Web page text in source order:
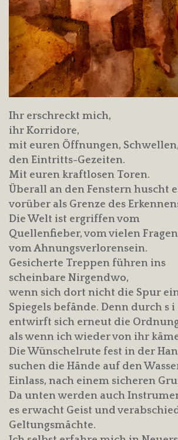
Ihr erschreckt mich,
ihr Korridore,
mit euren Öffnungen, Schwellen,
den Eintritts-Gezeiten.
Mit euren kraftlosen Toren.
Überall an den Fenstern huscht
vorüber als Grenze des
Die Welt ist ergriffen vom
Quellenfieber, vom vielen
vom Ahnungsverlorensein.
Gesicherte Treppen führen ins
scheinbare Nirgendwo,
wenn sich dort nicht die Spur
Spiegels befände. Denn durch s i
entwirft sich erneut die
als wenn ich wieder von ihr
Die Wünschelrute fest in der
suchen die Hände auf den
Einlass, nach einem sicheren
Da unten werden auch
es erwacht Geist und
Geltungsmächte.